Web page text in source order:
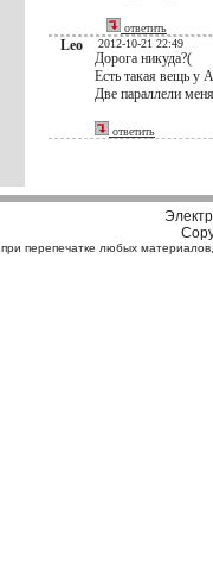
ответить
Leo 2012-10-21 22:49
Дорога никуда?(
Есть такая вещь у
Две параллели
ответить
при перепечатке любых